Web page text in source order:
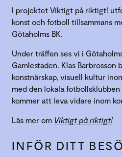
I projektet Viktigt på riktigt!
konst och fotboll tillsammans
Götaholms BK.
Under träffen ses vi i
Gamlestaden. Klas Barbrosson
konstnärskap, visuell kultur
med den lokala
kommer att leva vidare inom
Läs mer om Viktigt på riktigt!
INFÖR DITT